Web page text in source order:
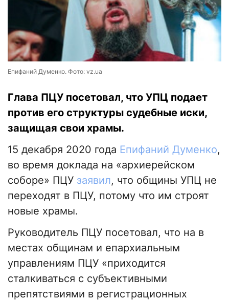
Епифаний Думенко. Фото: vz.ua
Глава ПЦУ посетовал, что УПЦ подает
против его структуры судебные иски,
защищая свои храмы.
15 декабря 2020 года Епифаний Думенко,
во время доклада на «архиерейском
соборе» ПЦУ заявил, что общины УПЦ не
переходят в ПЦУ, потому что им строят
новые храмы.
Руководитель ПЦУ посетовал, что на в
местах общинам и епархиальным
управлениям ПЦУ «приходится
сталкиваться с субъективными
препятствиями в регистрационных